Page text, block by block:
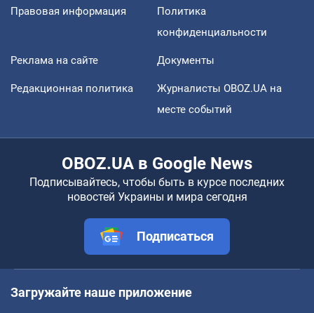
Правовая информация
Политика
конфиденциальности
Реклама на сайте Документы
Редакционная политика
Журналисты OBOZ.UA на
месте событий
OBOZ.UA в Google News
Подписывайтесь, чтобы быть в курсе последних
новостей Украины и мира сегодня
Подписаться
Загружайте наше приложение